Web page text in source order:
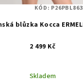
blůzka Kocca
2 499 Kč
Skladem
KÓD: